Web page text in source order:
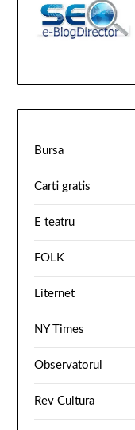
Bursa
Carti gratis
E teatru
FOLK
Liternet
NY Times
Observatorul
Rev Cultura